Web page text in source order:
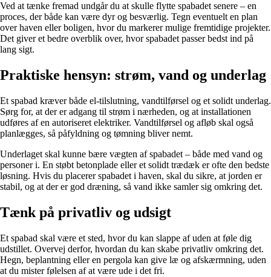
Ved at tænke fremad undgår du at skulle flytte spabadet senere – en
proces, der både kan være dyr og besværlig. Tegn eventuelt en plan
over haven eller boligen, hvor du markerer mulige fremtidige projekter.
Det giver et bedre overblik over, hvor spabadet passer bedst ind på
lang sigt.
Praktiske hensyn: strøm, vand og underlag
Et spabad kræver både el-tilslutning, vandtilførsel og et solidt underlag.
Sørg for, at der er adgang til strøm i nærheden, og at installationen
udføres af en autoriseret elektriker. Vandtilførsel og afløb skal også
planlægges, så påfyldning og tømning bliver nemt.
Underlaget skal kunne bære vægten af spabadet – både med vand og
personer i. En støbt betonplade eller et solidt trædæk er ofte den bedste
løsning. Hvis du placerer spabadet i haven, skal du sikre, at jorden er
stabil, og at der er god dræning, så vand ikke samler sig omkring det.
Tænk på privatliv og udsigt
Et spabad skal være et sted, hvor du kan slappe af uden at føle dig
udstillet. Overvej derfor, hvordan du kan skabe privatliv omkring det.
Hegn, beplantning eller en pergola kan give læ og afskærmning, uden
at du mister følelsen af at være ude i det fri.